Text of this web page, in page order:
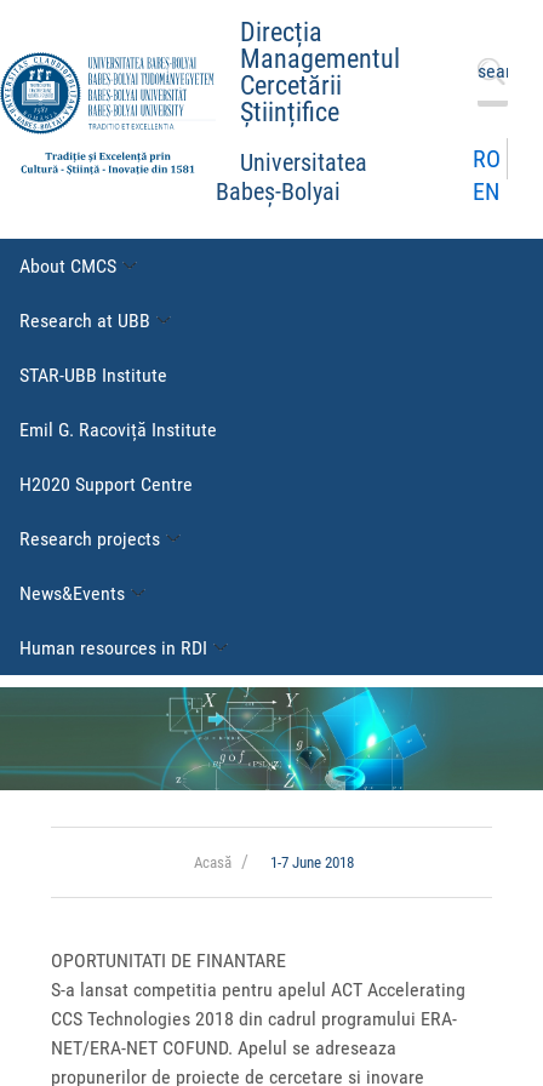
Direcția
Managementul
Cercetării
Științifice
Universitatea
Babeș-Bolyai
Search
for:
RO
EN
About CMCS
Research at UBB
STAR-UBB Institute
Emil G. Racoviță Institute
H2020 Support Centre
Research projects
News&Events
Human resources in RDI
Acasă 1-7 June 2018
OPORTUNITATI DE FINANTARE
S-a lansat competitia pentru apelul ACT Accelerating
CCS Technologies 2018 din cadrul programului ERA-
NET/ERA-NET COFUND. Apelul se adreseaza
propunerilor de proiecte de cercetare si inovare